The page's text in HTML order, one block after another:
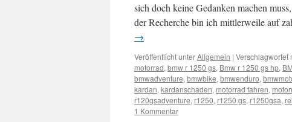
sich doch keine Gedanken machen
der Recherche bin ich mittlerweile auf
→
Veröffentlicht unterAllgemein | Verschlagwortet
motorrad, bmw r 1250 gs, Bmw r 1250 gs hp,
bmwadventure, bmwbike, bmwenduro,
kardan, kardanschaden, motorrad fahren,
r120gsadventure, r1250, r1250 gs, r1250gsa,
1 Kommentar